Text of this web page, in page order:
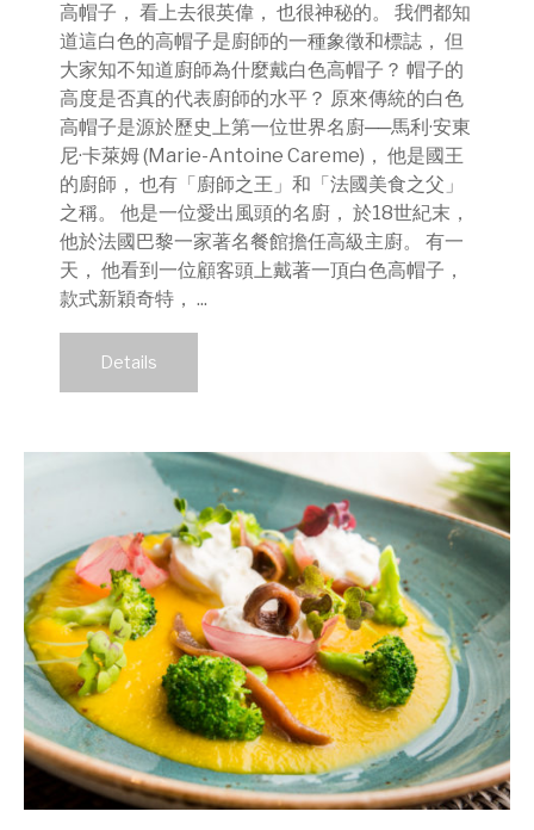
高帽子， 看上去很英偉， 也很神秘的。 我們都知
道這白色的高帽子是廚師的一種象徵和標誌， 但
大家知不知道廚師為什麼戴白色高帽子？ 帽子的
高度是否真的代表廚師的水平？ 原來傳統的白色
高帽子是源於歷史上第一位世界名廚──馬利·安東
尼·卡萊姆 (Marie-Antoine Careme)， 他是國王
的廚師， 也有「廚師之王」和「法國美食之父」
之稱。 他是一位愛出風頭的名廚， 於18世紀末，
他於法國巴黎一家著名餐館擔任高級主廚。 有一
天， 他看到一位顧客頭上戴著一頂白色高帽子，
款式新穎奇特， ...
Details